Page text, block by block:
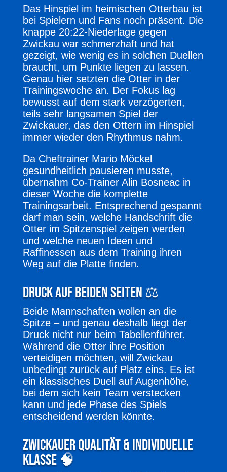
Das Hinspiel im heimischen Otterbau ist
bei Spielern und Fans noch präsent. Die
knappe 20:22-Niederlage gegen
Zwickau war schmerzhaft und hat
gezeigt, wie wenig es in solchen Duellen
braucht, um Punkte liegen zu lassen.
Genau hier setzten die Otter in der
Trainingswoche an. Der Fokus lag
bewusst auf dem stark verzögerten,
teils sehr langsamen Spiel der
Zwickauer, das den Ottern im Hinspiel
immer wieder den Rhythmus nahm.
Da Cheftrainer Mario Möckel
gesundheitlich pausieren musste,
übernahm Co-Trainer Alin Bosneac in
dieser Woche die komplette
Trainingsarbeit. Entsprechend gespannt
darf man sein, welche Handschrift die
Otter im Spitzenspiel zeigen werden
und welche neuen Ideen und
Raffinessen aus dem Training ihren
Weg auf die Platte finden.
Druck auf beiden Seiten ⚖️
Beide Mannschaften wollen an die
Spitze – und genau deshalb liegt der
Druck nicht nur beim Tabellenführer.
Während die Otter ihre Position
verteidigen möchten, will Zwickau
unbedingt zurück auf Platz eins. Es ist
ein klassisches Duell auf Augenhöhe,
bei dem sich kein Team verstecken
kann und jede Phase des Spiels
entscheidend werden könnte.
Zwickauer Qualität & individuelle
Klasse 🧠